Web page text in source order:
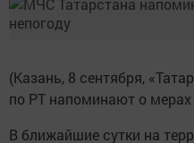
(Казань, 8 сентября,
по РТ напоминают о мерах
В ближайшие сутки на